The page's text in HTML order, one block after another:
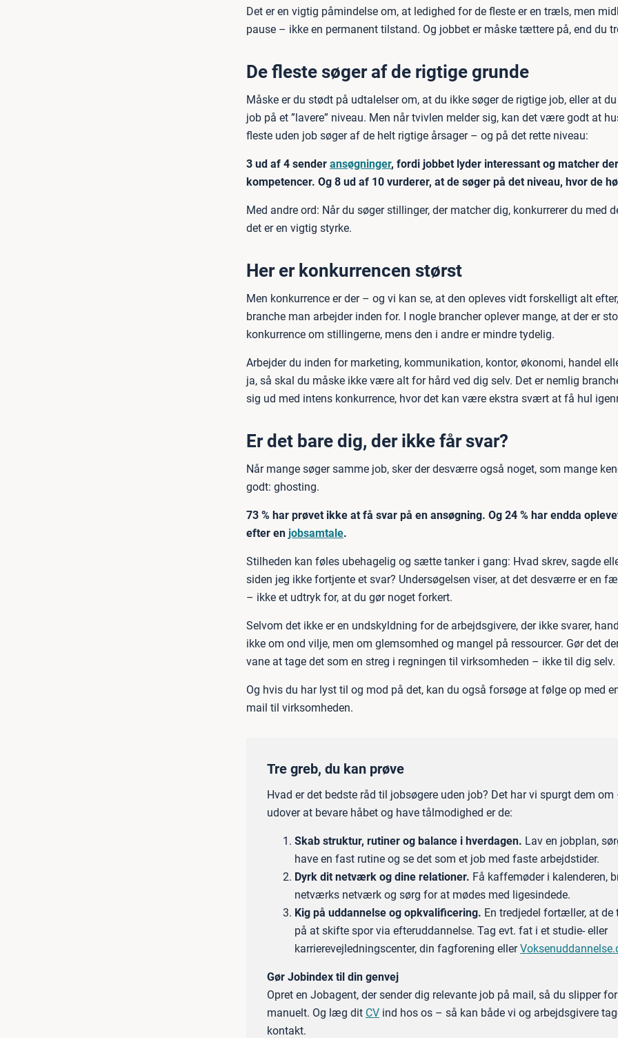
Det er en vigtig påmindelse om, at ledighed for de fleste er en træls, men
pause – ikke en permanent tilstand. Og jobbet er måske tættere på, end du
De fleste søger af de rigtige grunde
Måske er du stødt på udtalelser om, at du ikke søger de rigtige job, eller at
job på et ”lavere” niveau. Men når tvivlen melder sig, kan det være godt at
fleste uden job søger af de helt rigtige årsager – og på det rette niveau:
3 ud af 4 sender ansøgninger, fordi jobbet lyder interessant og matcher
kompetencer. Og 8 ud af 10 vurderer, at de søger på det niveau, hvor de
Med andre ord: Når du søger stillinger, der matcher dig, konkurrerer du med
det er en vigtig styrke.
Her er konkurrencen størst
Men konkurrence er der – og vi kan se, at den opleves vidt forskelligt alt
branche man arbejder inden for. I nogle brancher oplever mange, at der er
konkurrence om stillingerne, mens den i andre er mindre tydelig.
Arbejder du inden for marketing, kommunikation, kontor, økonomi, handel
ja, så skal du måske ikke være alt for hård ved dig selv. Det er nemlig
sig ud med intens konkurrence, hvor det kan være ekstra svært at få hul
Er det bare dig, der ikke får svar?
Når mange søger samme job, sker der desværre også noget, som mange
godt: ghosting.
73 % har prøvet ikke at få svar på en ansøgning. Og 24 % har endda
efter en jobsamtale.
Stilheden kan føles ubehagelig og sætte tanker i gang: Hvad skrev, sagde
siden jeg ikke fortjente et svar? Undersøgelsen viser, at det desværre er en
– ikke et udtryk for, at du gør noget forkert.
Selvom det ikke er en undskyldning for de arbejdsgivere, der ikke svarer,
ikke om ond vilje, men om glemsomhed og mangel på ressourcer. Gør det
vane at tage det som en streg i regningen til virksomheden – ikke til dig selv.
Og hvis du har lyst til og mod på det, kan du også forsøge at følge op med
mail til virksomheden.
Tre greb, du kan prøve
Hvad er det bedste råd til jobsøgere uden job? Det har vi spurgt dem om
udover at bevare håbet og have tålmodighed er de:
Skab struktur, rutiner og balance i hverdagen. Lav en jobplan,
have en fast rutine og se det som et job med faste arbejdstider.
Dyrk dit netværk og dine relationer. Få kaffemøder i kalenderen,
netværks netværk og sørg for at mødes med ligesindede.
Kig på uddannelse og opkvalificering. En tredjedel fortæller, at
på at skifte spor via efteruddannelse. Tag evt. fat i et studie- eller
karrierevejledningscenter, din fagforening eller
Gør Jobindex til din genvej
Opret en Jobagent, der sender dig relevante job på mail, så du slipper
manuelt. Og læg dit CV ind hos os – så kan både vi og arbejdsgivere
kontakt.